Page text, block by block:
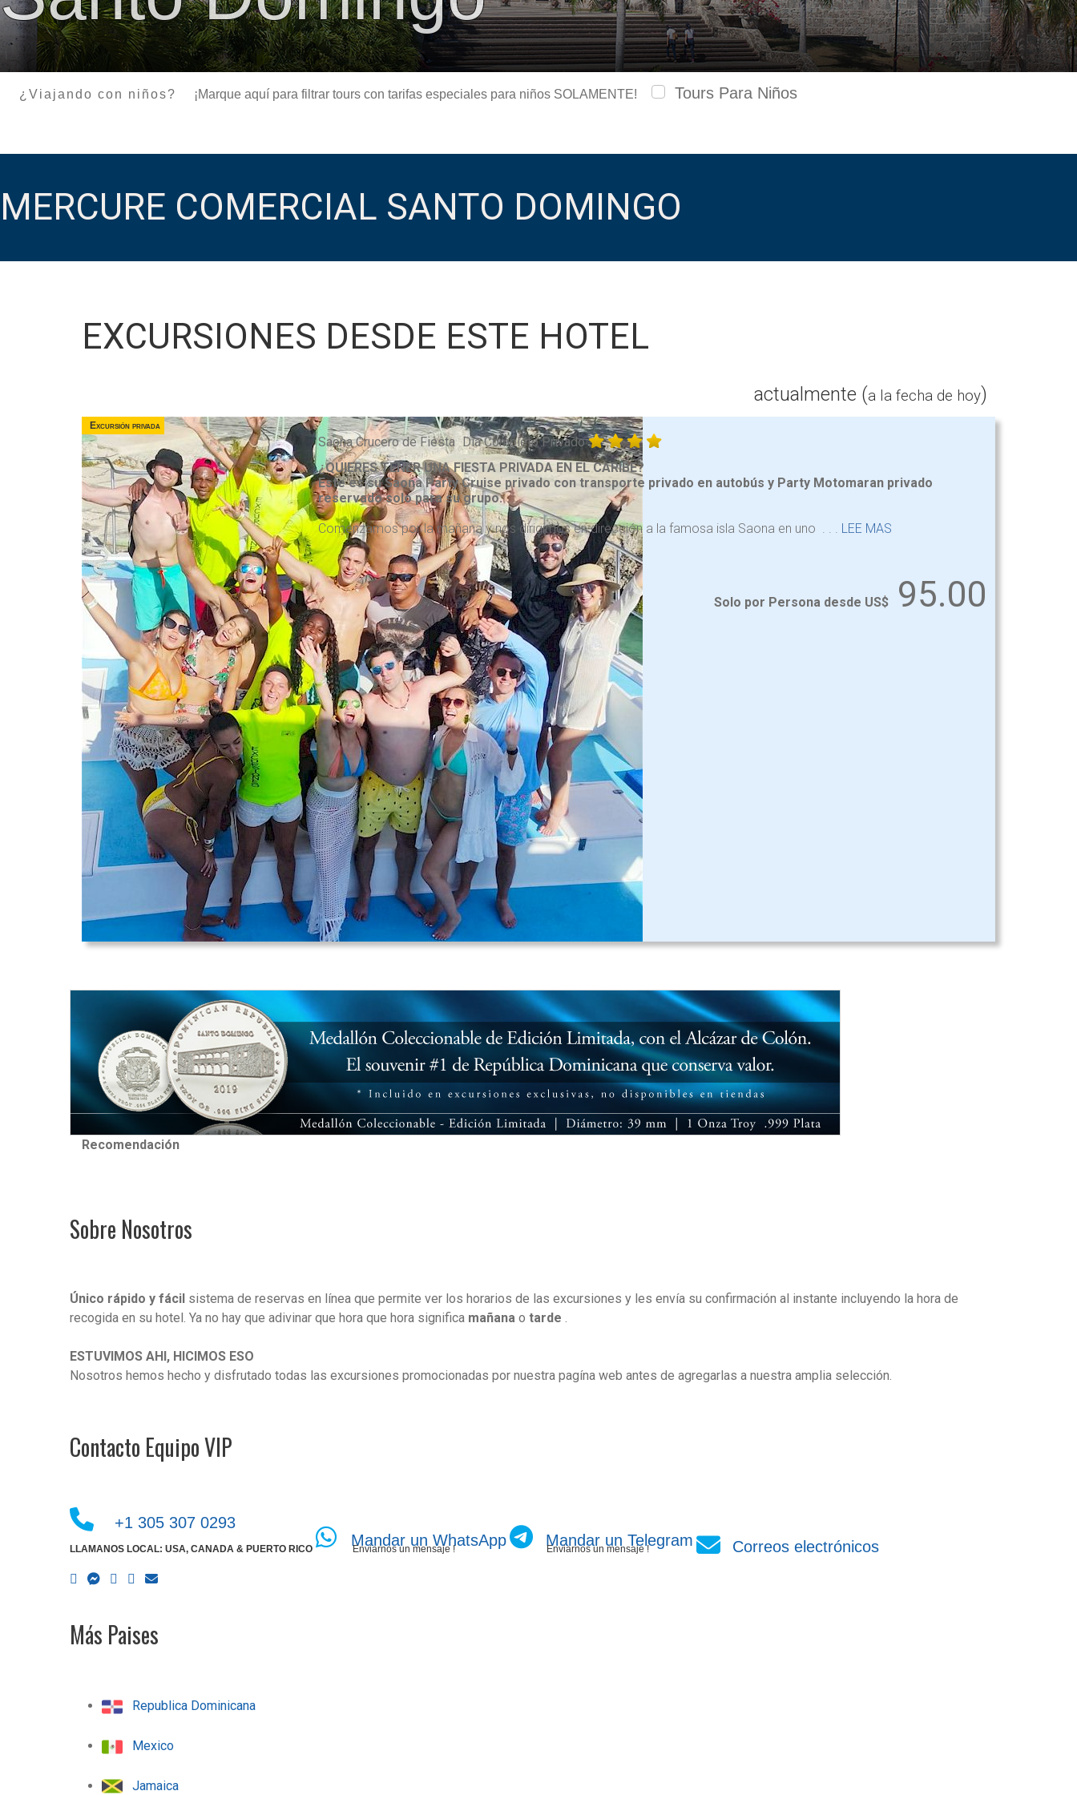
¿Viajando con niños? ¡Marque aquí para filtrar tours con tarifas especiales para niños SOLAMENTE! Tours Para Niños
MERCURE COMERCIAL SANTO DOMINGO
EXCURSIONES DESDE ESTE HOTEL
actualmente (a la fecha de hoy)
Excursión privada
Saona Crucero de Fiesta Día Completo Privado
¿QUIERES TENER UNA FIESTA PRIVADA EN EL CARIBE?
Este es su Saona Party Cruise privado con transporte privado en autobús y Party Motomaran privado
reservado solo para su grupo.
Comenzamos por la mañana y nos dirigimos en dirección a la famosa isla Saona en uno . . . LEE MAS
Solo por Persona desde US$ 95.00
Recomendación
Sobre Nosotros
Único rápido y fácil sistema de reservas en línea que permite ver los horarios de las excursiones y les envía su confirmación al instante incluyendo la hora de
recogida en su hotel. Ya no hay que adivinar que hora que hora significa mañana o tarde .
ESTUVIMOS AHI, HICIMOS ESO
Nosotros hemos hecho y disfrutado todas las excursiones promocionadas por nuestra pagína web antes de agregarlas a nuestra amplia selección.
Contacto Equipo VIP
+1 305 307 0293
LLAMANOS LOCAL: USA, CANADA & PUERTO RICO Mandar un WhatsApp
Enviarnos un mensaje ! Mandar un Telegram
Enviarnos un mensaje ! Correos electrónicos
Más Paises
Republica Dominicana
Mexico
Jamaica